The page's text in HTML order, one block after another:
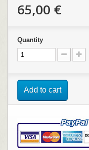
65,00 €
Quantity
Add to cart